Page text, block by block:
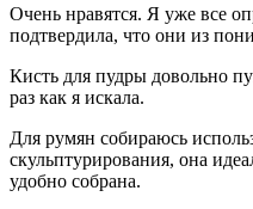
Очень нравятся. Я уже все
подтвердила, что они из
Кисть для пудры довольно
раз как я искала.
Для румян собираюсь
скульптурирования, она
удобно собрана.